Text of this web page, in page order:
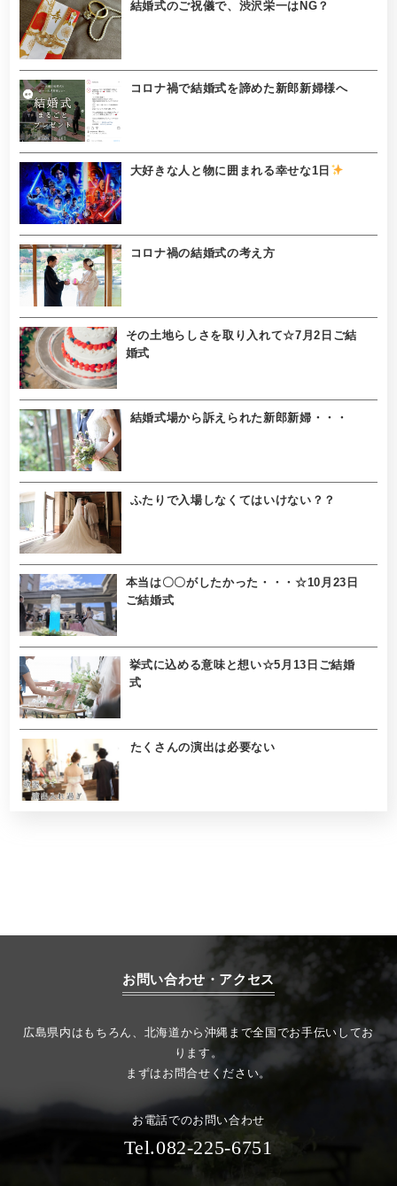
結婚式のご祝儀で、渋沢栄一はNG？
コロナ禍で結婚式を諦めた新郎新婦様へ
大好きな人と物に囲まれる幸せな1日
コロナ禍の結婚式の考え方
その土地らしさを取り入れて☆7月2日ご結
婚式
結婚式場から訴えられた新郎新婦・・・
ふたりで入場しなくてはいけない？？
本当は〇〇がしたかった・・・☆10月23日
ご結婚式
挙式に込める意味と想い☆5月13日ご結婚
式
たくさんの演出は必要ない
お問い合わせ・アクセス
広島県内はもちろん、北海道から沖縄まで全国でお手伝いしてお
ります。
まずはお問合せください。
お電話でのお問い合わせ
Tel.082-225-6751